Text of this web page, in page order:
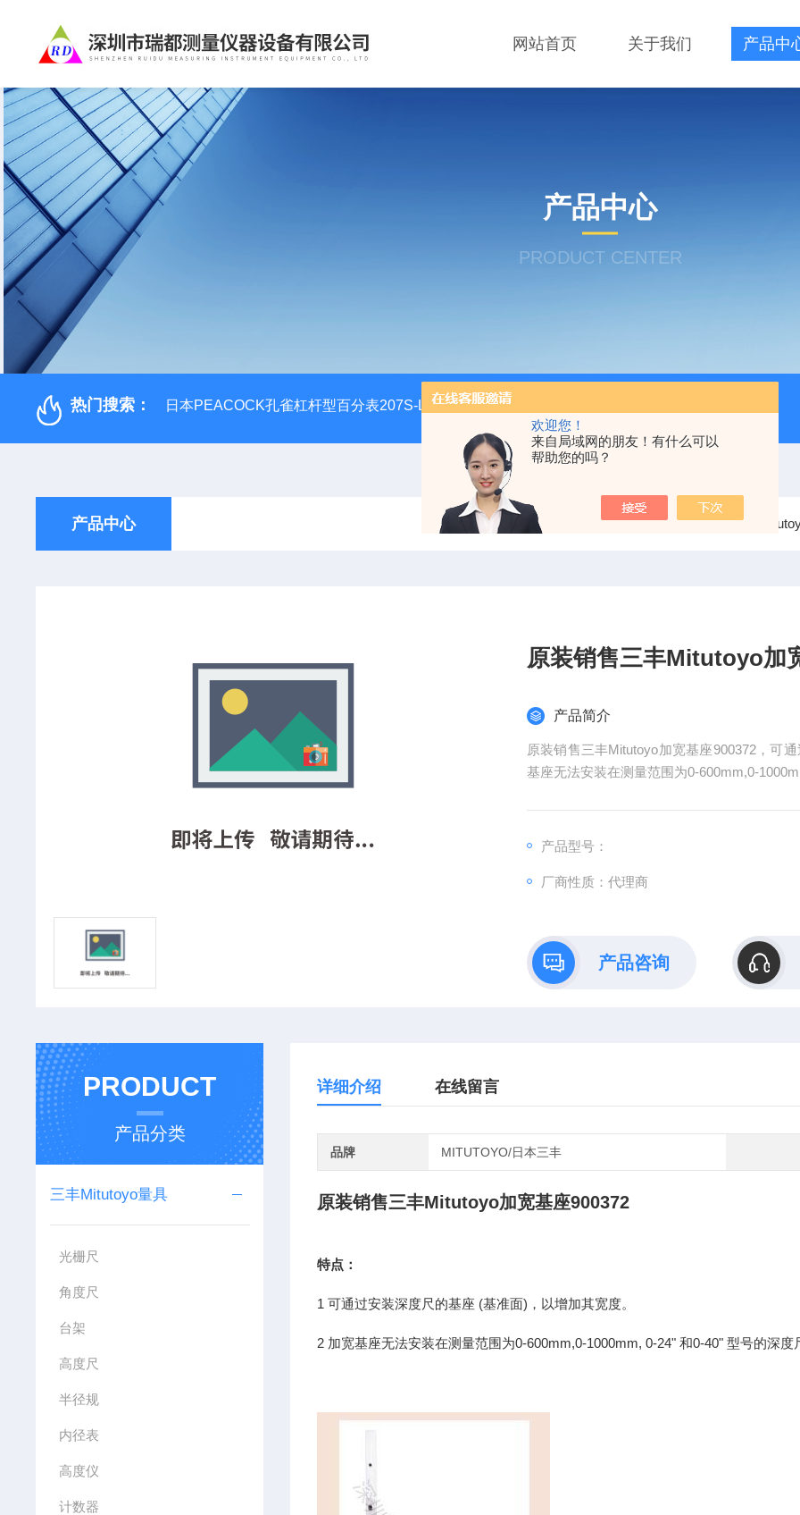
欢迎您！
来自局域网的朋友！有什么可以
帮助您的吗？
网站首页 关于我们 产品中
产品中心
PRODUCT CENTER
热门搜索： 日本PEACOCK孔雀杠杆型百分表207S-LL现货 日本指针式PEACOCK孔雀杠杆百分表207F-T
产品中心 当前位置：首页 产品中心 三丰
原装销售三丰Mitutoyo加
产品简介
原装销售三丰Mitutoyo加宽基座900372，可
基座无法安装在测量范围为0-600mm,0-
产品型号：
厂商性质：代理商
产品咨询
PRODUCT
产品分类
三丰Mitutoyo量具
光栅尺
角度尺
台架
高度尺
半径规
内径表
高度仪
计数器
详细介绍 在线留言
品牌 MITUTOYO/日本三丰
原装销售三丰Mitutoyo加宽基座900372
特点：
1可通过安装深度尺的基座 (基准面) ，以增加其宽度。
2 加宽基座无法安装在测量范围为0-600mm,0-1000mm, 0-24"和0-40"型号的深度